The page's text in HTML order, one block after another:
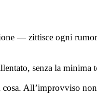
— zittisce ogni
senza la minima
All’improvviso